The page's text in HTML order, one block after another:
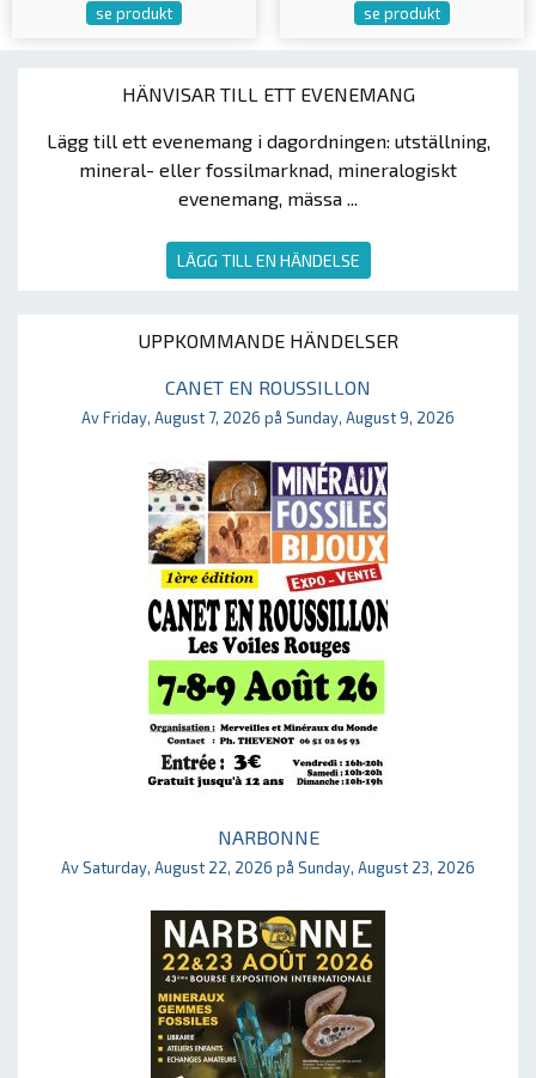
HÄNVISAR TILL ETT EVENEMANG
Lägg till ett evenemang i dagordningen: utställning,
mineral- eller fossilmarknad, mineralogiskt
evenemang, mässa ...
LÄGG TILL EN HÄNDELSE
UPPKOMMANDE HÄNDELSER
CANET EN ROUSSILLON
Av Friday, August 7, 2026 på Sunday, August 9, 2026
NARBONNE
Av Saturday, August 22, 2026 på Sunday, August 23, 2026
se produkt se produkt